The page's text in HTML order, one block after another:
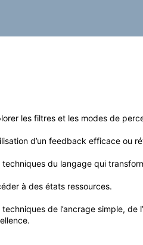
les filtres et les modes de
d’un feedback efficace ou
techniques du langage qui
à des états ressources.
techniques de l’ancrage simple,